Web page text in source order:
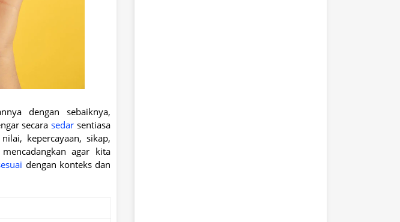
dengan sebaiknya,
secarasedar sentiasa
kepercayaan, sikap,
agar kita
dengan konteks dan